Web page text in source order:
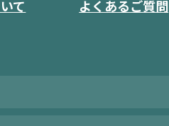
て よくあるご質問